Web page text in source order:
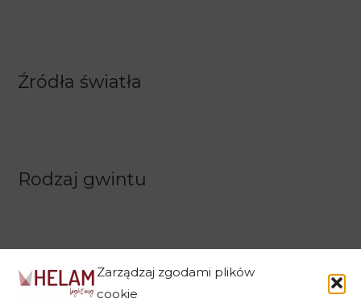
Zarządzaj zgodami plików
cookie
Źródła światła
Rodzaj gwintu